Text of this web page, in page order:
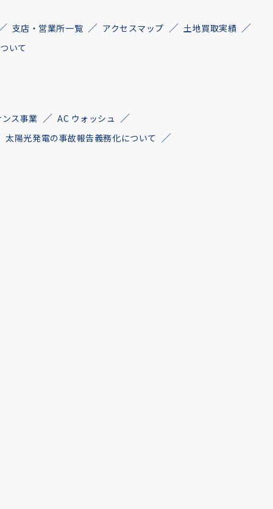
支店・営業所一覧 アクセスマップ
土地買取実績
いて
ス事業
AC ウォッシュ
太陽光発電の事故報告義務化について